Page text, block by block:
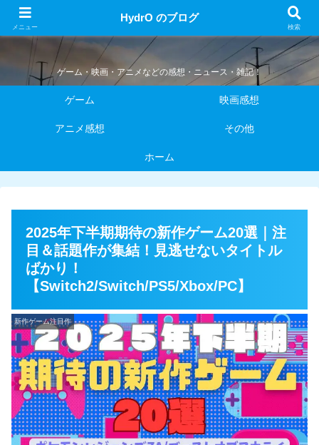
HydrO のブログ
ゲーム・映画・アニメなどの感想・ニュース・雑記！
ゲーム 映画感想
アニメ感想 その他
ホーム
2025年下半期期待の新作ゲーム20選｜注
目＆話題作が集結！見逃せないタイトル
ばかり！
【Switch2/Switch/PS5/Xbox/PC】
新作ゲーム注目作
メニュー
HydrO のブログ
検索